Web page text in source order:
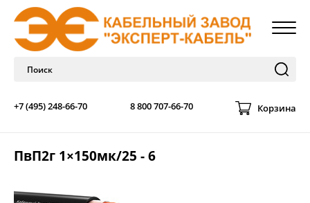
+7 (495) 248-66-70 8 800 707-66-70 Корзина
ПвП2г 1×150мк/25 - 6